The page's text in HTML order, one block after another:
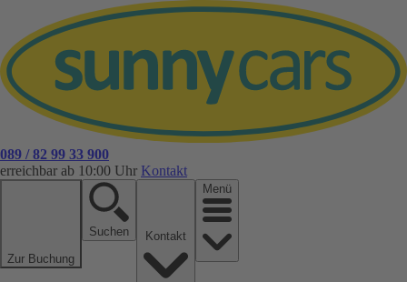
089 / 82 99 33 900
erreichbar ab 10:00 Uhr Kontakt
Zur Buchung
Suchen
Menü